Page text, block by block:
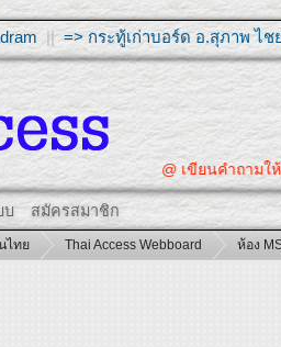
||=> กระทู้เก่าบอร์ด อ.สุภาพ ไช
@ เขียนคำถามให้ผู้
บ สมัครสมาชิก
ไทย Thai Access Webboard ห้อง